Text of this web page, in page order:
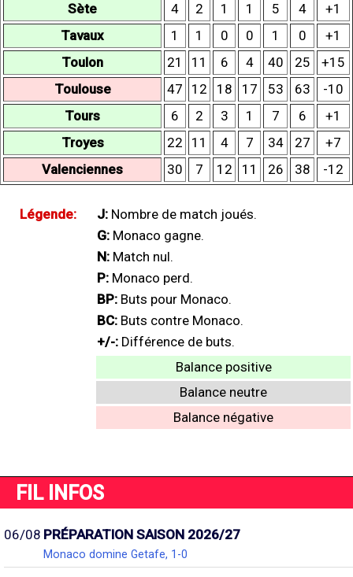
Sète
4 2 1 1 5 4
+1
Tavaux
1 1 0 0 1 0
+1
Toulon
21 11 6 4 40 25
+15
Toulouse
47 12 18 17 53 63
-10
Tours
6 2 3 1 7 6
+1
Troyes
22 11 4 7 34 27
+7
Valenciennes
30 7 12 11 26 38 -12
Légende: J: Nombre de match joués.
G: Monaco gagne.
N: Match nul.
P: Monaco perd.
BP: Buts pour Monaco.
BC: Buts contre Monaco.
+/-: Différence de buts.
Balance positive
Balance neutre
Balance négative
FIL INFOS
06/08 PRÉPARATION SAISON 2026/27
Monaco domine Getafe, 1-0